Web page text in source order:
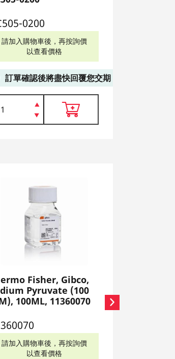
0200
請加入購物車後，再按詢價
以查看價格
訂單確認後將盡快回覆您交期
Fisher, Gibco,
Pyruvate (100
100ML, 11360070
請加入購物車後，再按詢價
以查看價格